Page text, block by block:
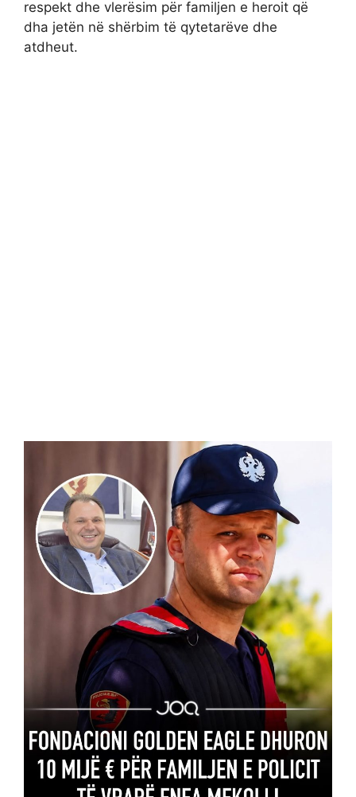
respekt dhe vlerësim për familjen e heroit që
dha jetën në shërbim të qytetarëve dhe
atdheut.